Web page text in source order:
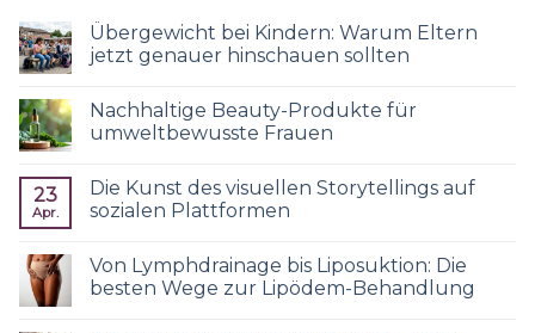
Übergewicht bei Kindern: Warum Eltern
jetzt genauer hinschauen sollten
Nachhaltige Beauty-Produkte für
umweltbewusste Frauen
23
Apr.
Die Kunst des visuellen Storytellings auf
sozialen Plattformen
Von Lymphdrainage bis Liposuktion: Die
besten Wege zur Lipödem-Behandlung